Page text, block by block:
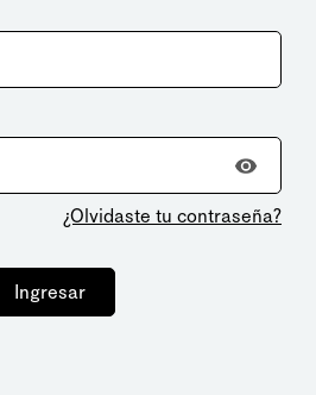
¿Olvidaste tu contraseña?
Ingresar